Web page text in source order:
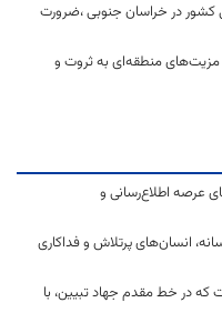
کشور در خراسان جنوبی ،ضرورت
منطقه‌ای به ثروت و
عرصه اطلاع‌رسانی و
انسان‌های پرتلاش و فداکاری
که در خط مقدم جهاد تبیین، با